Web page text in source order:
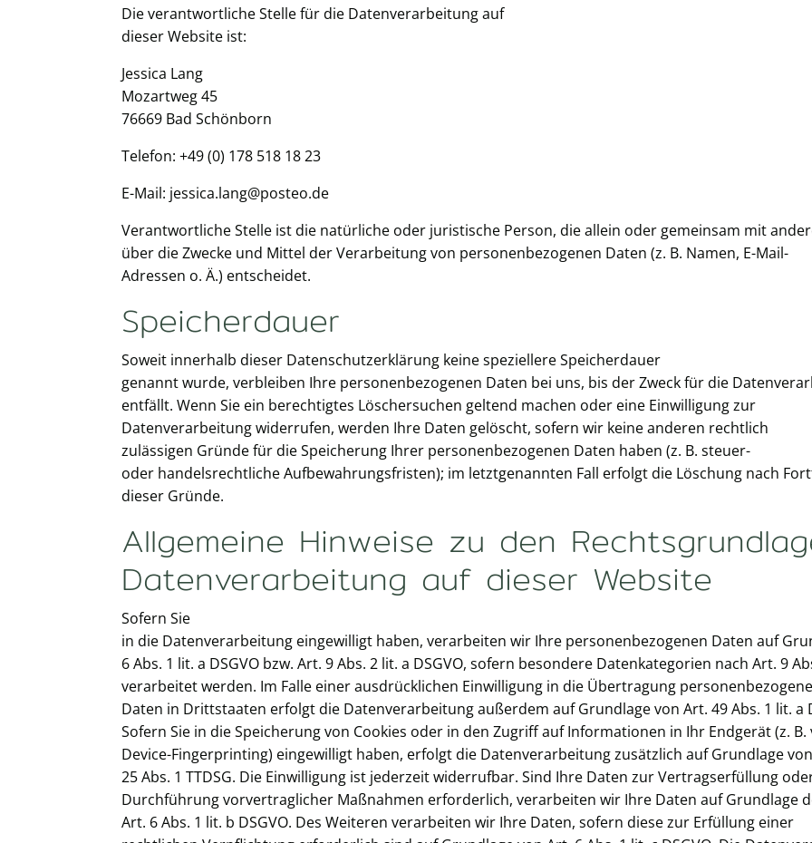
Die verantwortliche Stelle für die Datenverarbeitung auf
dieser Website ist:
Jessica Lang
Mozartweg 45
76669 Bad Schönborn
Telefon: +49 (0) 178 518 18 23
E-Mail: jessica.lang@posteo.de
Verantwortliche Stelle ist die natürliche oder juristische Person, die allein oder gemeinsam mit
über die Zwecke und Mittel der Verarbeitung von personenbezogenen Daten (z. B. Namen, E-Mail-
Adressen o. Ä.) entscheidet.
Speicherdauer
Soweit innerhalb dieser Datenschutzerklärung keine speziellere Speicherdauer
genannt wurde, verbleiben Ihre personenbezogenen Daten bei uns, bis der Zweck für die
entfällt. Wenn Sie ein berechtigtes Löschersuchen geltend machen oder eine Einwilligung zur
Datenverarbeitung widerrufen, werden Ihre Daten gelöscht, sofern wir keine anderen rechtlich
zulässigen Gründe für die Speicherung Ihrer personenbezogenen Daten haben (z. B. steuer-
oder handelsrechtliche Aufbewahrungsfristen); im letztgenannten Fall erfolgt die Löschung nach
dieser Gründe.
Allgemeine Hinweise zu den
Datenverarbeitung auf dieser Website
Sofern Sie
in die Datenverarbeitung eingewilligt haben, verarbeiten wir Ihre personenbezogenen Daten auf
6 Abs. 1 lit. a DSGVO bzw. Art. 9 Abs. 2 lit. a DSGVO, sofern besondere Datenkategorien nach Art. 9
verarbeitet werden. Im Falle einer ausdrücklichen Einwilligung in die Übertragung
Daten in Drittstaaten erfolgt die Datenverarbeitung außerdem auf Grundlage von Art. 49 Abs. 1 lit. a
Sofern Sie in die Speicherung von Cookies oder in den Zugriff auf Informationen in Ihr Endgerät (z. B.
Device-Fingerprinting) eingewilligt haben, erfolgt die Datenverarbeitung zusätzlich auf Grundlage
25 Abs. 1 TTDSG. Die Einwilligung ist jederzeit widerrufbar. Sind Ihre Daten zur Vertragserfüllung
Durchführung vorvertraglicher Maßnahmen erforderlich, verarbeiten wir Ihre Daten auf Grundlage
Art. 6 Abs. 1 lit. b DSGVO. Des Weiteren verarbeiten wir Ihre Daten, sofern diese zur Erfüllung einer